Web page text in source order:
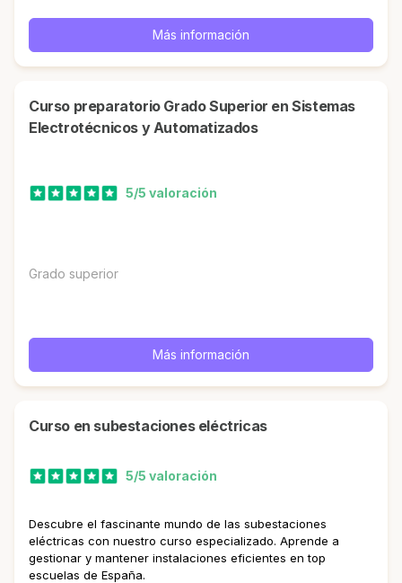
Más información
Curso preparatorio Grado Superior en Sistemas
Electrotécnicos y Automatizados
5/5 valoración
Grado superior
Más información
curso en subestaciones eléctricas
5/5 valoración
Descubre el fascinante mundo de las subestaciones
eléctricas con nuestro curso especializado. Aprende a
gestionar y mantener instalaciones eficientes en top
escuelas de España.